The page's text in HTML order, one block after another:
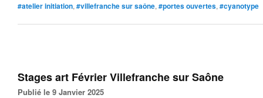
#atelier initiation, #villefranche sur saône, #portes ouvertes, #cyanotype
Stages art Février Villefranche sur Saône
Publié le 9 Janvier 2025